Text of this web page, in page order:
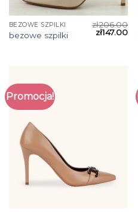
BEZOWE SZPILKI
bezowe szpilki
zł206.00
zł147.00
Promocja!